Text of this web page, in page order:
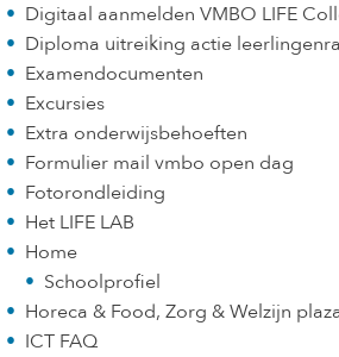
Digitaal aanmelden VMBO LIFE
Diploma uitreiking actie
Examendocumenten
Excursies
Extra onderwijsbehoeften
Formulier mail vmbo open dag
Fotorondleiding
Het LIFE LAB
Home
Schoolprofiel
Horeca & Food, Zorg & Welzijn
ICT FAQ